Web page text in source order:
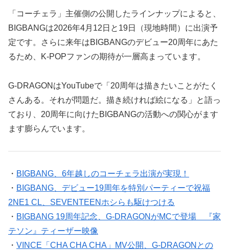
「コーチェラ」主催側の公開したラインナップによると、
BIGBANGは2026年4月12日と19日（現地時間）に出演予
定です。さらに来年はBIGBANGのデビュー20周年にあた
るため、K-POPファンの期待が一層高まっています。
G-DRAGONはYouTubeで「20周年は描きたいことがたく
さんある。それが問題だ。描き続ければ絵になる」と語っ
ており、20周年に向けたBIGBANGの活動への関心がます
ます膨らんでいます。
・ BIGBANG、6年越しのコーチェラ出演が実現！
・ BIGBANG、デビュー19周年を特別パーティーで祝福
2NE1 CL、SEVENTEENホシらも駆けつける
・ BIGBANG 19周年記念、G-DRAGONがMCで登場 『家
テソン』ティーザー映像
・ VINCE「CHA CHA CHA」MV公開、G-DRAGONとの